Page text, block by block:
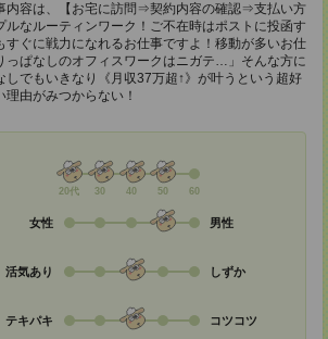
内容は、【お宅に訪問⇒契約内容の確認⇒支払い方
ルなルーティンワーク！ご不在時はポストに投函す
すぐに戦力になれるお仕事ですよ！移動が多いお仕
っぱなしのオフィスワークはニガテ…」そんな方に
しでもいきなり《月収37万超↑》が叶うという超好
由がみつからない！
20代 30 40 50 60
女性 男性
活気あり しずか
テキパキ コツコツ